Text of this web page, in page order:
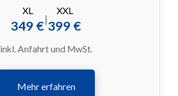
XL
349 €|
XXL
399 €
inkl. Anfahrt und MwSt.
Mehr erfahren